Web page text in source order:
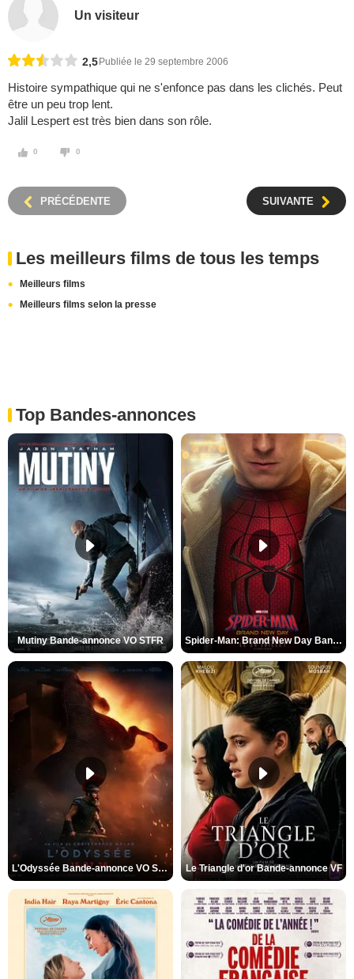
Un visiteur
2,5 Publiée le 29 septembre 2006
Histoire sympathique qui ne s'enfonce pas dans les clichés. Peut
être un peu trop lent.
Jalil Lespert est très bien dans son rôle.
0 0
PRÉCÉDENTE SUIVANTE
Les meilleurs films de tous les temps
Meilleurs films
Meilleurs films selon la presse
Top Bandes-annonces
Mutiny Bande-annonce VO STFR Spider-Man: Brand New Day Bande-annonce VO STFR
L'Odyssée Bande-annonce VO STFR Le Triangle d'or Bande-annonce VF